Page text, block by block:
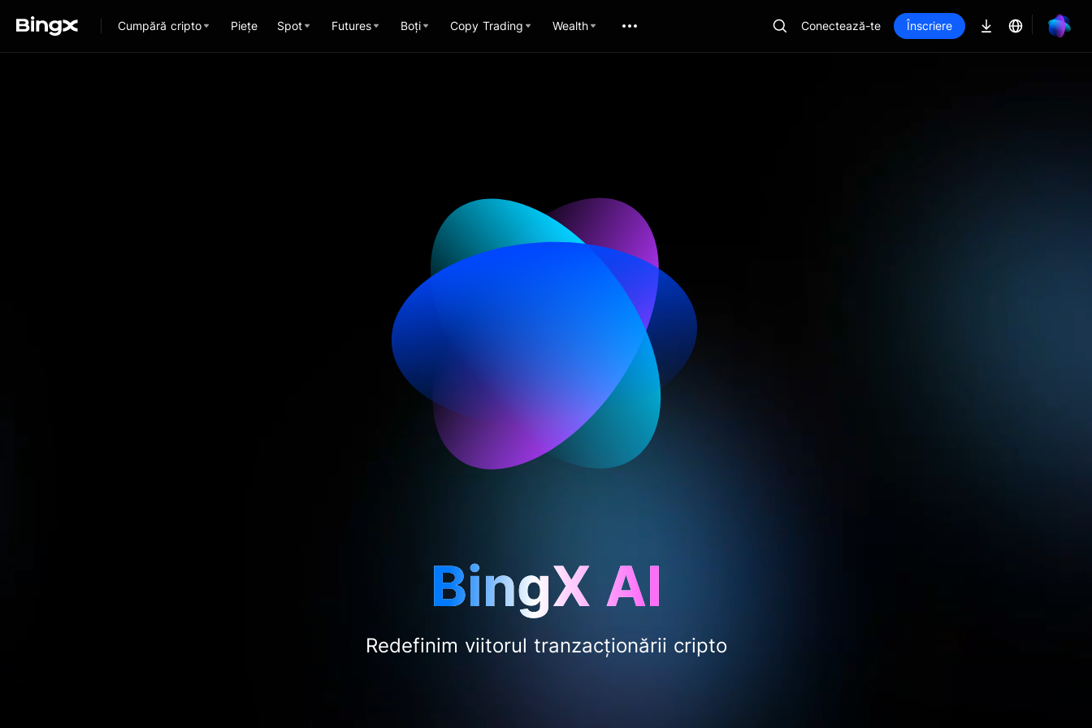
Cumpără cripto Piețe Spot Futures Boți Copy Trading Wealth Conectează-te Înscriere
BingX AI
Redefinim viitorul tranzacționării cripto